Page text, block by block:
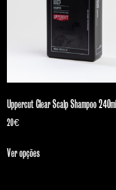
Uppercut Clear Scalp Shampoo 240ml
20€
Ver opções